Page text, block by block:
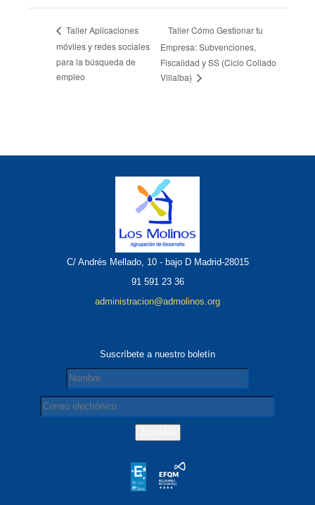
Taller Aplicaciones
móviles y redes sociales
para la búsqueda de
empleo
Taller Cómo Gestionar tu
Empresa: Subvenciones,
Fiscalidad y SS (Ciclo Collado
Villalba)
C/ Andrés Mellado, 10 - bajo D Madrid-28015
91 591 23 36
administracion@admolinos.org
Suscríbete a nuestro boletín